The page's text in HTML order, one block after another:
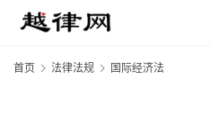
首页 法律法规 国际经济法